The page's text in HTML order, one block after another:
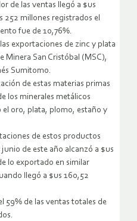
de las ventas llegó a $us
252 millones registrados el
fue de 10,76%.
exportaciones de zinc y plata
Minera San Cristóbal (MSC),
Sumitomo.
de estas materias primas
los minerales metálicos
oro, plata, plomo, estaño y
de estos productos
de este año alcanzó a $us
lo exportado en similar
llegó a $us 160,52
59% de las ventas totales de